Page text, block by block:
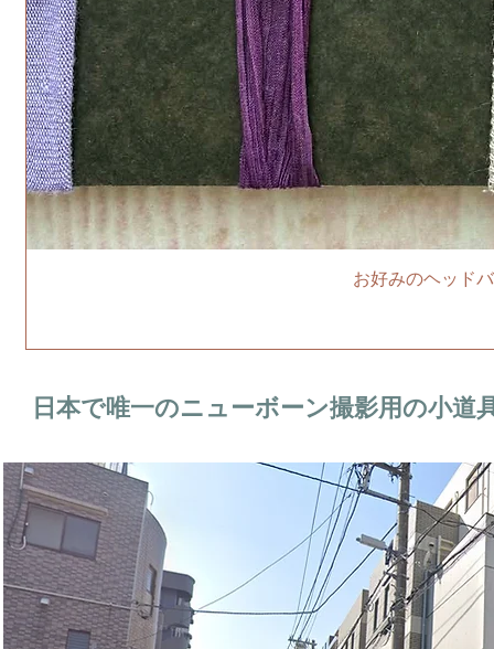
お好みのヘッド
日本で唯一のニューボーン撮影用の小道